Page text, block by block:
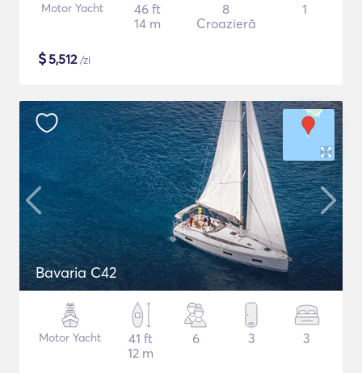
Motor Yacht
46 ft
14 m
8
Croazieră
1
$5,512/zi
Bavaria C42
Motor Yacht
41 ft
12 m
6 3 3